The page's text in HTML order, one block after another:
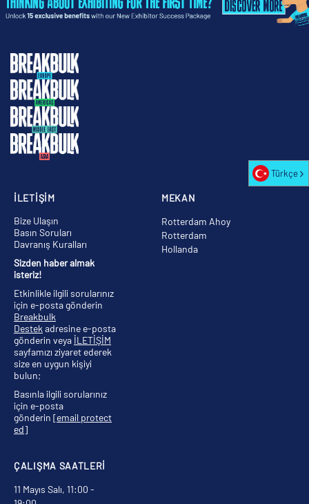
MEKAN
Rotterdam Ahoy
Rotterdam
Hollanda
ÇALIŞMA SAATLERİ
11 Mayıs Salı, 11:00 -
İLETİŞİM
Bize Ulaşın
Basın Soruları
Davranış Kuralları
Sizden haber almak
isteriz!
Etkinlikle ilgili sorularınız
için e-posta gönderin
Breakbulk
Destek adresine e-posta
gönderin veya İLETİŞİM
sayfamızı ziyaret ederek
size en uygun kişiyi
bulun;
Basınla ilgili sorularınız
için e-posta
gönderin [email protect
ed]
Türkçe